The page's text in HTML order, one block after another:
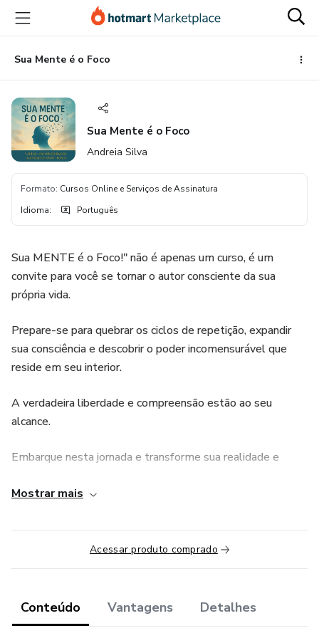
para
conteúdo
principal
para
pagamento
para
rodapéSua Mente é o Foco
Sua Mente é o Foco
Andreia Silva
Formato: Cursos Online e Serviços de Assinatura
Idioma: Português
Sua MENTE é o Foco!" não é apenas um curso, é um
convite para você se tornar o autor consciente da sua
própria vida.
Prepare-se para quebrar os ciclos de repetição, expandir
sua consciência e descobrir o poder incomensurável que
reside em seu interior.
A verdadeira liberdade e compreensão estão ao seu
alcance.
Embarque nesta jornada e transforme sua realidade e
ou insatisfação, sem entender a causa?
A verdade é nossa vida mental reside no vasto e
e padrões que moldam quem somos e como agimos,
muitas vezes sem que percebamos.
Mostrar mais
Acessar produto comprado
Conteúdo Vantagens Detalhes